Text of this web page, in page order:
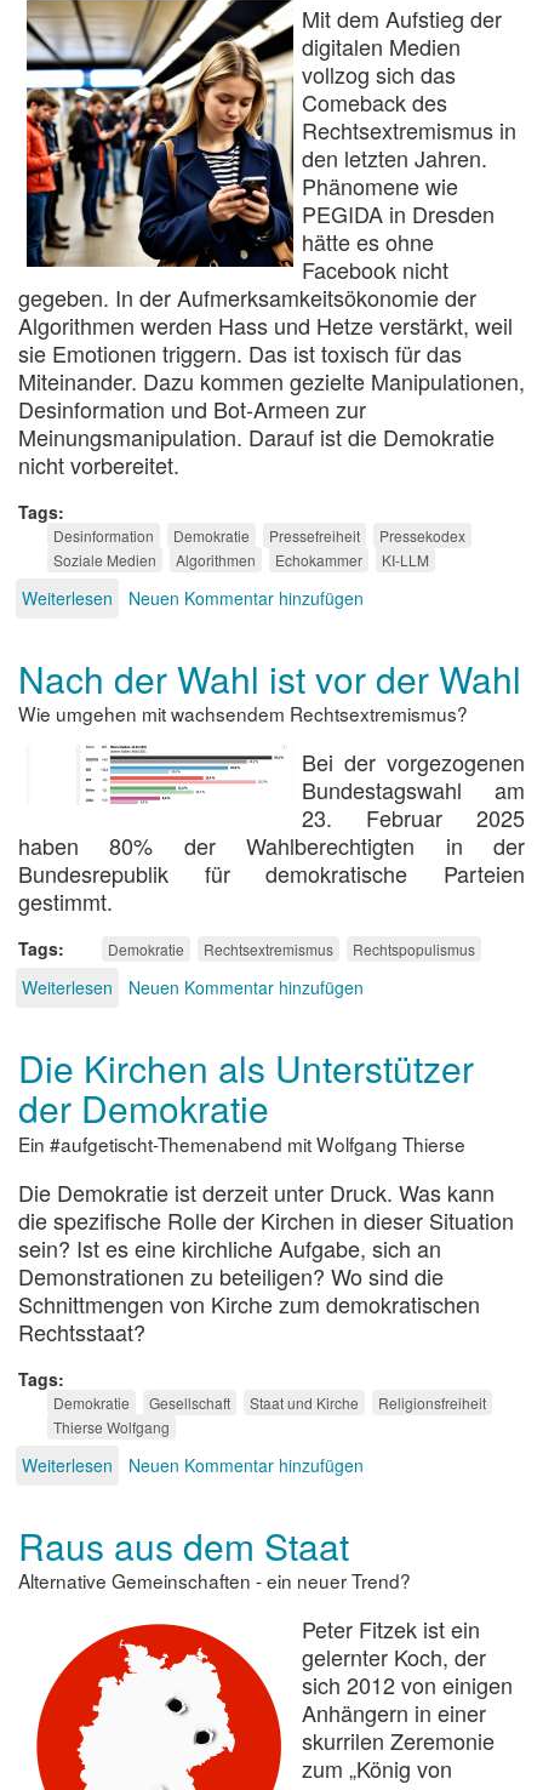
Mit dem Aufstieg der
digitalen Medien
vollzog sich das
Comeback des
Rechtsextremismus in
den letzten Jahren.
Phänomene wie
PEGIDA in Dresden
hätte es ohne
Facebook nicht
gegeben. In der Aufmerksamkeitsökonomie der
Algorithmen werden Hass und Hetze verstärkt, weil
sie Emotionen triggern. Das ist toxisch für das
Miteinander. Dazu kommen gezielte Manipulationen,
Desinformation und Bot-Armeen zur
Meinungsmanipulation. Darauf ist die Demokratie
nicht vorbereitet.
Tags
Desinformation Demokratie Pressefreiheit
Pressekodex
Soziale Medien
Algorithmen Echokammer KI-LLM
Weiterlesen über
Neuen Kommentar hinzufügen
Nach der Wahl ist vor der Wahl
Wie umgehen mit wachsendem Rechtsextremismus?
Bei der vorgezogenen
Bundestagswahl am
23. Februar 2025
haben 80% der Wahlberechtigten in der
Bundesrepublik für demokratische Parteien
gestimmt.
Tags Demokratie Rechtsextremismus Rechtspopulismus
Weiterlesen über
Wahl
ist
vor
der
Wahl
Neuen Kommentar hinzufügen
Die Kirchen als Unterstützer
der Demokratie
Ein #aufgetischt-Themenabend mit Wolfgang Thierse
Die Demokratie ist derzeit unter Druck. Was kann
die spezifische Rolle der Kirchen in dieser Situation
sein? Ist es eine kirchliche Aufgabe, sich an
Demonstrationen zu beteiligen? Wo sind die
Schnittmengen von Kirche zum demokratischen
Rechtsstaat?
Tags
Demokratie Gesellschaft Staat und Kirche
Religionsfreiheit
Thierse Wolfgang
Weiterlesen über
Unterstützer
der
Neuen Kommentar hinzufügen
Raus aus dem Staat
Alternative Gemeinschaften - ein neuer Trend?
Peter Fitzek ist ein
gelernter Koch, der
sich 2012 von einigen
Anhängern in einer
skurrilen Zeremonie
zum „König von